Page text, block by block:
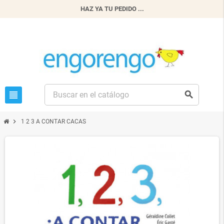
HAZ YA TU PEDIDO ...
view_headline search
chevron_right 1 2 3 A CONTAR CACAS